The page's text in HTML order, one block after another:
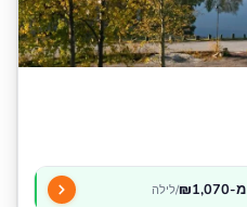
מ-₪1,070 /לילה